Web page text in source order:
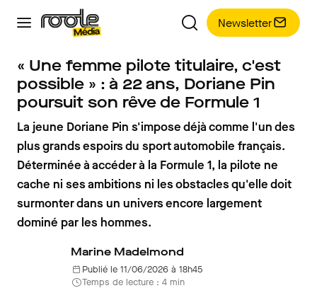
Newsletter
« Une femme pilote titulaire, c'est
possible » : à 22 ans, Doriane Pin
poursuit son rêve de Formule 1
La jeune Doriane Pin s'impose déjà comme l'un des
plus grands espoirs du sport automobile français.
Déterminée à accéder à la Formule 1, la pilote ne
cache ni ses ambitions ni les obstacles qu'elle doit
surmonter dans un univers encore largement
dominé par les hommes.
Marine Madelmond
Publié le 11/06/2026 à 18h45
Temps de lecture : 4 min